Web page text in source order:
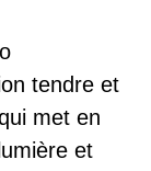
tendre et
met en
et